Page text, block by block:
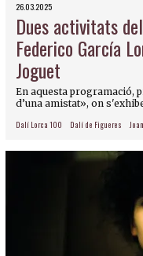
26.03.2025
Dues activitats
Federico García
Joguet
En aquesta programació,
d’una amistat», on
Dalí Lorca 100 Dalí de Figueres